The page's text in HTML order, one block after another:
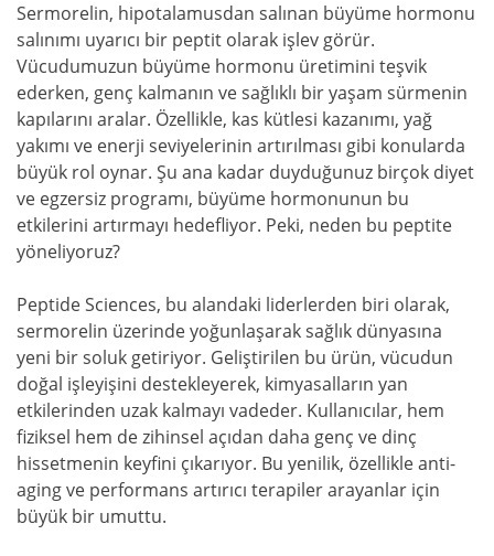
Sermorelin, hipotalamusdan salınan büyüme hormonu
salınımı uyarıcı bir peptit olarak işlev görür.
Vücudumuzun büyüme hormonu üretimini teşvik
ederken, genç kalmanın ve sağlıklı bir yaşam sürmenin
kapılarını aralar. Özellikle, kas kütlesi kazanımı, yağ
yakımı ve enerji seviyelerinin artırılması gibi konularda
büyük rol oynar. Şu ana kadar duyduğunuz birçok diyet
ve egzersiz programı, büyüme hormonunun bu
etkilerini artırmayı hedefliyor. Peki, neden bu peptite
yöneliyoruz?
Peptide Sciences, bu alandaki liderlerden biri olarak,
sermorelin üzerinde yoğunlaşarak sağlık dünyasına
yeni bir soluk getiriyor. Geliştirilen bu ürün, vücudun
doğal işleyişini destekleyerek, kimyasalların yan
etkilerinden uzak kalmayı vadeder. Kullanıcılar, hem
fiziksel hem de zihinsel açıdan daha genç ve dinç
hissetmenin keyfini çıkarıyor. Bu yenilik, özellikle anti-
aging ve performans artırıcı terapiler arayanlar için
büyük bir umuttu.